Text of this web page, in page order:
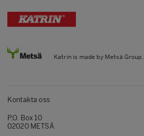
Katrin is made by Metsä Group.
Kontakta oss
P.O. Box 10
02020 METSÄ